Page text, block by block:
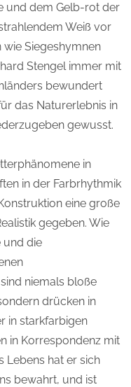
und dem Gelb-rot der
Weiß vor
Siegeshymnen
Stengel immer mit
bewundert
das Naturerlebnis in
gewusst.
in
in der Farbrhythmik
eine große
gegeben. Wie
und die
niemals bloße
drücken in
in starkfarbigen
in Korrespondenz mit
Lebens hat er sich
bewahrt, und ist